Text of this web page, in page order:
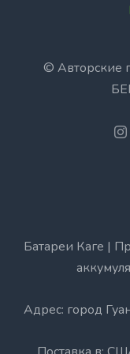
© Авторские
Батареи Каге |
Адрес: город